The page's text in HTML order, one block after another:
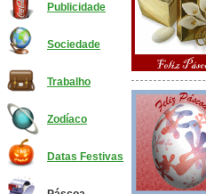
Publicidade
Sociedade
Trabalho
Zodíaco
Datas Festivas